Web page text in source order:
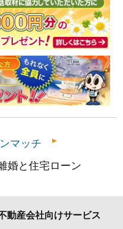
マッチ
婚と住宅ローン
動産会社向けサービス